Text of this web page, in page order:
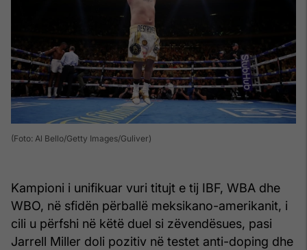
(Foto: Al Bello/Getty Images/Guliver)
Kampioni i unifikuar vuri titujt e tij IBF, WBA dhe
WBO, në sfidën përballë meksikano-amerikanit, i
cili u përfshi në këtë duel si zëvendësues, pasi
Jarrell Miller doli pozitiv në testet anti-doping dhe